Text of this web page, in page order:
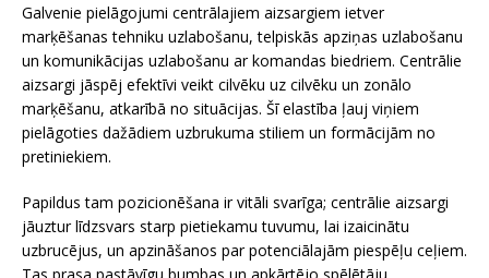
Galvenie pielāgojumi centrālajiem aizsargiem ietver
marķēšanas tehniku uzlabošanu, telpiskās apziņas uzlabošanu
un komunikācijas uzlabošanu ar komandas biedriem. Centrālie
aizsargi jāspēj efektīvi veikt cilvēku uz cilvēku un zonālo
marķēšanu, atkarībā no situācijas. Šī elastība ļauj viņiem
pielāgoties dažādiem uzbrukuma stiliem un formācijām no
pretiniekiem.
Papildus tam pozicionēšana ir vitāli svarīga; centrālie aizsargi
jāuztur līdzsvars starp pietiekamu tuvumu, lai izaicinātu
uzbrucējus, un apzināšanos par potenciālajām piespēļu ceļiem.